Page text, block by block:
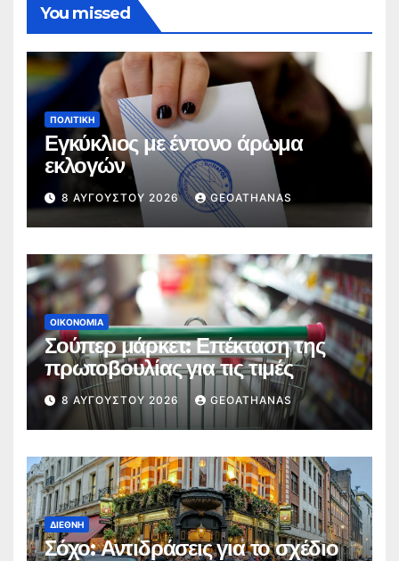
You missed
ΠΟΛΙΤΙΚΉ
Εγκύκλιος με έντονο άρωμα
εκλογών
8 ΑΥΓΟΎΣΤΟΥ 2026 GEOATHANAS
ΟΙΚΟΝΟΜΊΑ
Σούπερ μάρκετ: Επέκταση της
πρωτοβουλίας για τις τιμές
8 ΑΥΓΟΎΣΤΟΥ 2026 GEOATHANAS
ΔΙΕΘΝΉ
Σόχο: Αντιδράσεις για το σχέδιο